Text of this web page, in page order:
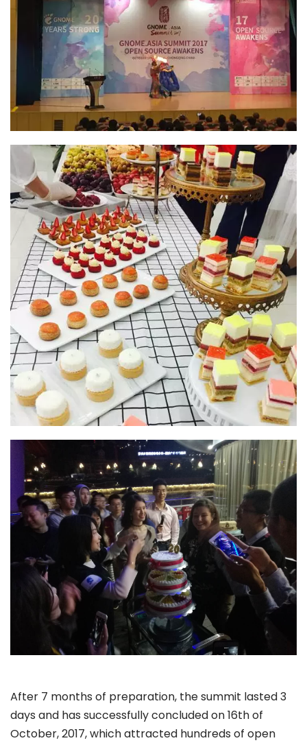
After 7 months of preparation, the summit lasted 3
days and has successfully concluded on 16th of
October, 2017, which attracted hundreds of open